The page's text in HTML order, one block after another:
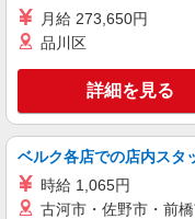
パート
麻布茶房(AZABUSABO)
和カ
基
麻
月給 273,650円
品川区
詳細を見る
ベルク各店での店内スタ
時給 1,065円
古河市・佐野市・前